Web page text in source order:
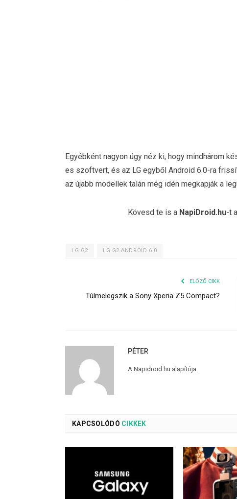
Egyébként nagyon úgy néz ki, hogy mindhárom
es szoftvert, és az LG egyből Android 6.0-ra
az újabb modellek talán még idén megkapják a
Kövesd te is a NapiDroid.hu-t
LG G2 LG G2 ANDROID 6.0
ELŐZŐ CIKK
Túlmelegszik a Sony Xperia Z5 Compact?
PÉTER
A Napidroid.hu alapítója.
KAPCSOLÓDÓ CIKKEK